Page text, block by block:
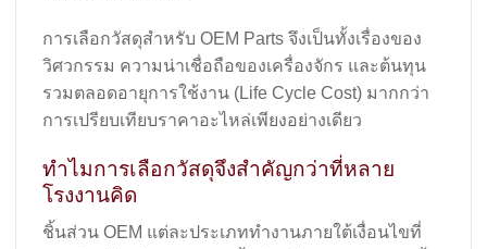
การเลือกวัสดุสำหรับ OEM Parts จึงเป็นทั้งเรื่องของ
วิศวกรรม ความน่าเชื่อถือของเครื่องจักร และต้นทุน
รวมตลอดอายุการใช้งาน (Life Cycle Cost) มากกว่า
การเปรียบเทียบราคาอะไหล่เพียงอย่างเดียว
ทำไมการเลือกวัสดุจึงสำคัญกว่าที่หลาย
โรงงานคิด
ชิ้นส่วน OEM แต่ละประเภททำงานภายใต้เงื่อนไขที่